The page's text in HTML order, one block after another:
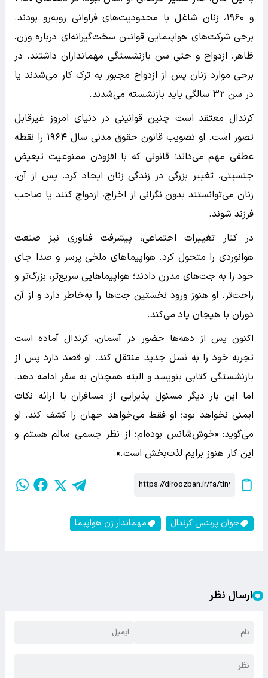
و ۱۹۶۰، زنان شاغل با محدودیت‌های فراوانی روبه‌رو بودند.
برخی شرکت‌های هواپیمایی قوانین سخت‌گیرانه‌ای درباره وزن،
ظاهر، ازدواج و حتی سن بازنشستگی مهمانداران داشتند. در
برخی موارد زنان پس از ازدواج مجبور به ترک کار می‌شدند یا
در سن ۳۲ سالگی باید بازنشسته می‌شدند.
کرندال معتقد است چنین قوانینی در دنیای امروز غیرقابل
تصور است. او تصویب قانون حقوق مدنی سال ۱۹۶۴ را نقطه
عطفی مهم می‌داند؛ قانونی که با افزودن ممنوعیت تبعیض
جنسیتی، تغییر بزرگی در زندگی زنان ایجاد کرد. پس از آن،
زنان می‌توانستند بدون نگرانی از اخراج، ازدواج کنند یا صاحب
فرزند شوند.
در کنار تغییرات اجتماعی، پیشرفت فناوری نیز صنعت
هوانوردی را متحول کرد. هواپیماهای ملخی پرسر و صدا جای
خود را به جت‌های مدرن دادند؛ هواپیماهایی سریع‌تر، بزرگ‌تر و
راحت‌تر. او هنوز ورود نخستین جت‌ها را به‌خاطر دارد و از آن
دوران با هیجان یاد می‌کند.
اکنون پس از دهه‌ها حضور در آسمان، کرندال آماده است
تجربه خود را به نسل جدید منتقل کند. او قصد دارد پس از
بازنشستگی کتابی بنویسد و البته همچنان به سفر ادامه دهد.
اما این بار دیگر مسئول پذیرایی از مسافران یا ارائه نکات
ایمنی نخواهد بود؛ او فقط می‌خواهد جهان را کشف کند. او
می‌گوید: «خوش‌شانس بوده‌ام؛ از نظر جسمی سالم هستم و
این کار هنوز برایم لذت‌بخش است.»
جوآن پرینس کرندال مهماندار زن هواپیما
ارسال نظر